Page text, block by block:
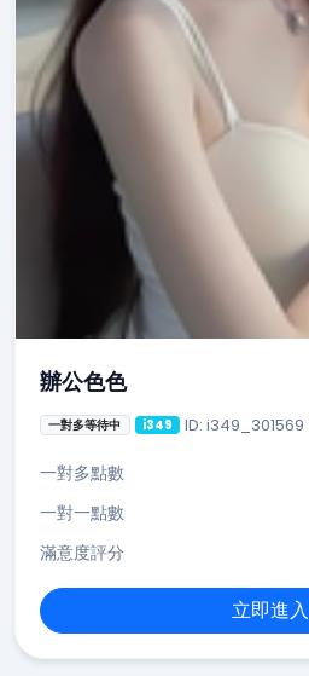
辦公色色
一對多等待中 i349 ID: i349_301569
一對多點數
一對一點數
滿意度評分
立即進入